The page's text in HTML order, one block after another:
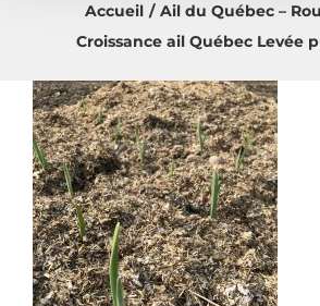
Accueil
Ail du Québec –
Croissance ail Québec Levée